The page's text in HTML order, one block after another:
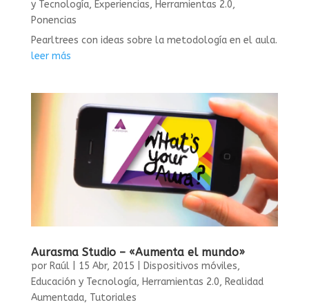
y Tecnología, Experiencias, Herramientas 2.0,
Ponencias
Pearltrees con ideas sobre la metodología en el aula.
leer más
Aurasma Studio – «Aumenta el mundo»
por Raúl| 15 Abr, 2015 Dispositivos móviles,
Educación y Tecnología, Herramientas 2.0, Realidad
Aumentada, Tutoriales